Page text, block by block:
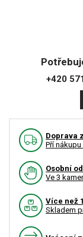
+420
Doprava
Pří
Osobní
Ve 3
Více než
Skladem